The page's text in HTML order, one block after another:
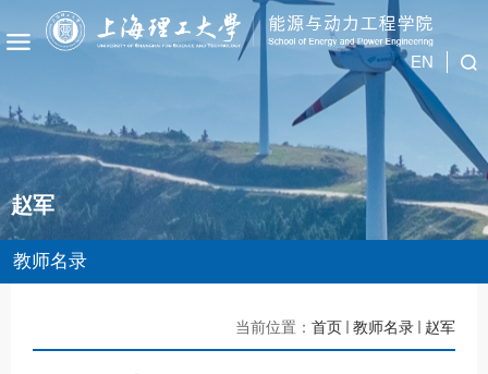
EN
赵军
教师名录
当前位置： 首页 教师名录 赵军